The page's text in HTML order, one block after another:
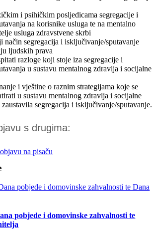
i psihičkim posljedicama segregacije i
na korisnike usluga te na mentalno
usluga zdravstvene skrbi
način segregacija i isključivanje/sputavanje
ljudskih prava
razloge koji stoje iza segregacije i
u sustavu mentalnog zdravlja i socijalne
i vještine o raznim strategijama koje se
u sustavu mentalnog zdravlja i socijalne
segregacija i isključivanje/sputavanje.
s drugima:
na pisaču
pobjede i domovinske zahvalnosti te